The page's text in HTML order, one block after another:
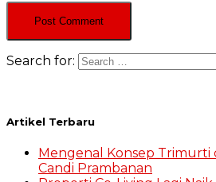
Search for:
Artikel Terbaru
Mengenal Konsep Trimurti
Candi Prambanan